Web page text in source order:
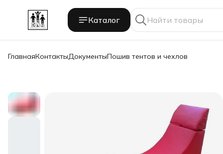
Каталог
ГлавнаяКонтактыДокументыПошив тентов и чехлов